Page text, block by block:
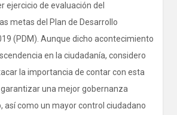
ejercicio de evaluación del
metas del Plan de Desarrollo
(PDM). Aunque dicho acontecimiento
en la ciudadanía, considero
la importancia de contar con esta
una mejor gobernanza
así como un mayor control ciudadano